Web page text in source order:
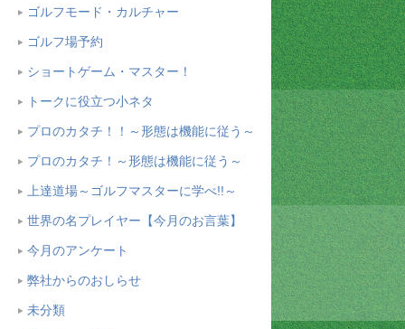
ゴルフモード・カルチャー
ゴルフ場予約
ショートゲーム・マスター！
トークに役立つ小ネタ
プロのカタチ！！～形態は機能に従う～
プロのカタチ！～形態は機能に従う～
上達道場～ゴルフマスターに学べ!!～
世界の名プレイヤー【今月のお言葉】
今月のアンケート
弊社からのおしらせ
未分類